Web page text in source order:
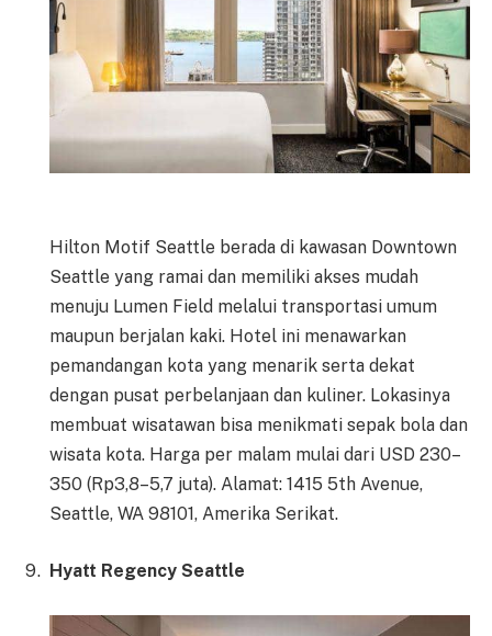
Hilton Motif Seattle berada di kawasan Downtown
Seattle yang ramai dan memiliki akses mudah
menuju Lumen Field melalui transportasi umum
maupun berjalan kaki. Hotel ini menawarkan
pemandangan kota yang menarik serta dekat
dengan pusat perbelanjaan dan kuliner. Lokasinya
membuat wisatawan bisa menikmati sepak bola dan
wisata kota. Harga per malam mulai dari USD 230–
350 (Rp3,8–5,7 juta). Alamat: 1415 5th Avenue,
Seattle, WA 98101, Amerika Serikat.
Hyatt Regency Seattle